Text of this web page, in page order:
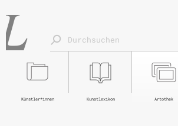
Artothek
Kunstlexikon
Künstler*innen